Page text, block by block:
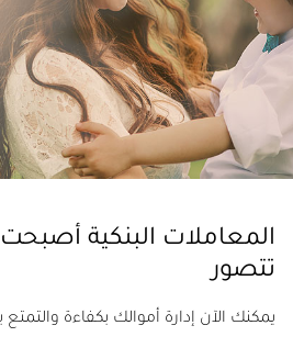
المعاملات البنكية
تتصور
يمكنك الآن إدارة أموالك بكفاءة والتمتع